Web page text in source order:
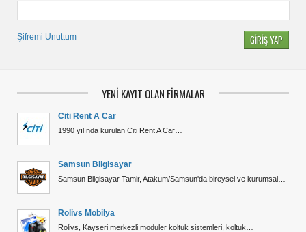
Şifremi Unuttum
YENİ KAYIT OLAN FİRMALAR
Citi Rent A Car
1990 yılında kurulan Citi Rent A Car…
Samsun Bilgisayar
Samsun Bilgisayar Tamir, Atakum/Samsun'da bireysel ve kurumsal…
Rolivs Mobilya
Rolivs, Kayseri merkezli moduler koltuk sistemleri, koltuk…